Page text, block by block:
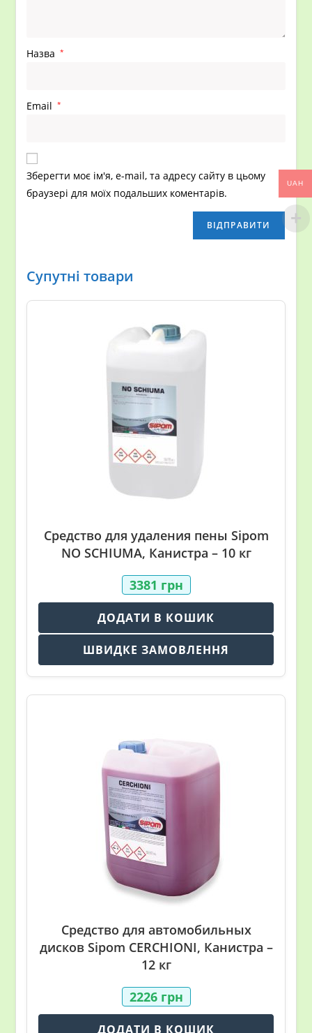
Назва *
Email *
Зберегти моє ім'я, e-mail, та адресу сайту в цьому
браузері для моїх подальших коментарів.
Супутні товари
Средство для удаления пены Sipom
NO SCHIUMA, Канистра – 10 кг
3381 грн
ДОДАТИ В КОШИК
ШВИДКЕ ЗАМОВЛЕННЯ
Средство для автомобильных
дисков Sipom CERCHIONI, Канистра –
12 кг
2226 грн
ДОДАТИ В КОШИК
UAH